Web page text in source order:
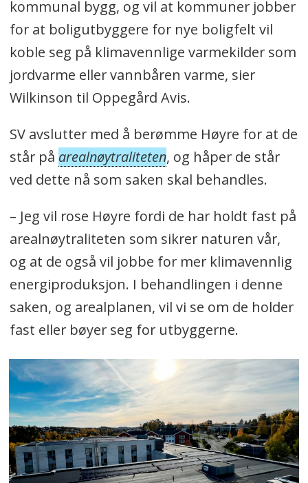
kommunal bygg, og vil at kommuner jobber
for at boligutbyggere for nye boligfelt vil
koble seg på klimavennlige varmekilder som
jordvarme eller vannbåren varme, sier
Wilkinson til Oppegård Avis.
SV avslutter med å berømme Høyre for at de
står på arealnøytraliteten, og håper de står
ved dette nå som saken skal behandles.
– Jeg vil rose Høyre fordi de har holdt fast på
arealnøytraliteten som sikrer naturen vår,
og at de også vil jobbe for mer klimavennlig
energiproduksjon. I behandlingen i denne
saken, og arealplanen, vil vi se om de holder
fast eller bøyer seg for utbyggerne.